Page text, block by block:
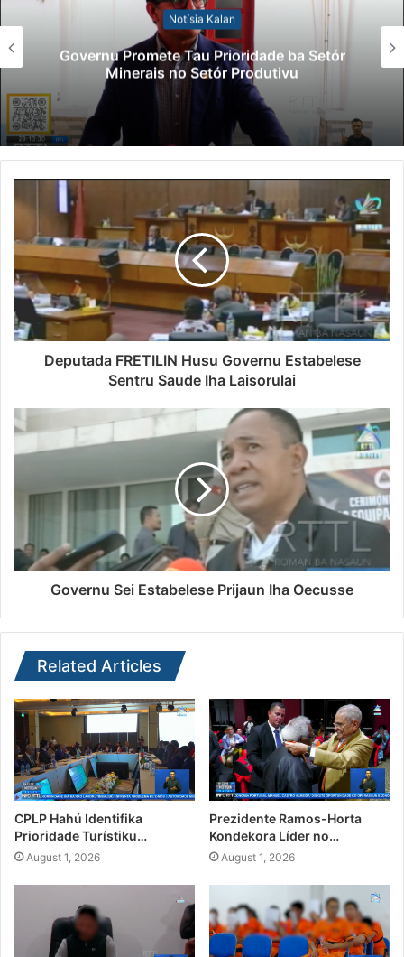
Notísia Kalan
Governu Promete Tau Prioridade ba Setór
Minerais no Setór Produtivu
Deputada FRETILIN Husu Governu Estabelese
Sentru Saude Iha Laisorulai
Governu Sei Estabelese Prijaun Iha Oecusse
Related Articles
CPLP Hahú Identifika
Prioridade Turístiku…
August 1, 2026
Prezidente Ramos-Horta
Kondekora Líder no…
August 1, 2026